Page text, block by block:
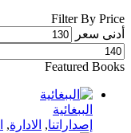
Filter By Price
أدنى سعر
Featured Books
الببغائية
إصداراتنا, الادارة,